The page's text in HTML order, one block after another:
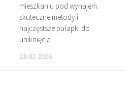
mieszkaniu pod wynajem:
skuteczne metody i
najczęstsze pułapki do
uniknięcia
23-02-2026